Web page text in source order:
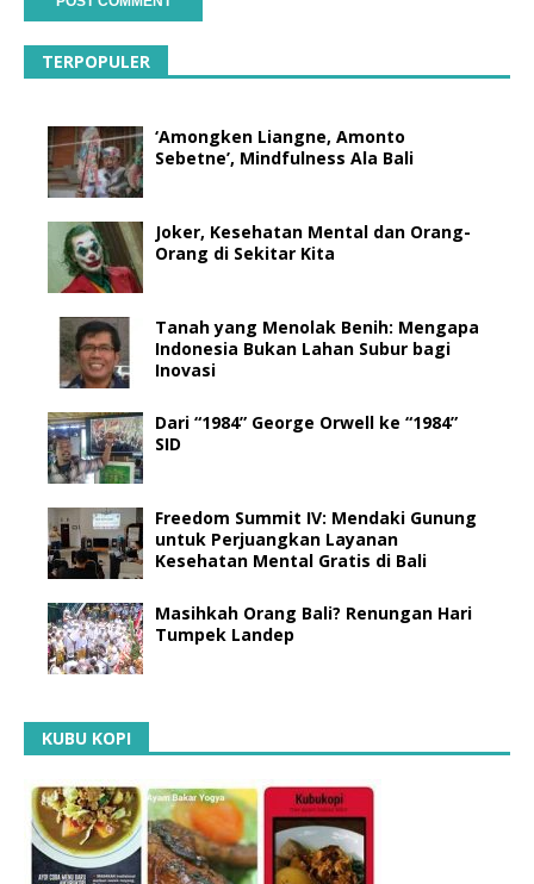
TERPOPULER
‘Amongken Liangne, Amonto
Sebetne’, Mindfulness Ala Bali
Joker, Kesehatan Mental dan Orang-
Orang di Sekitar Kita
Tanah yang Menolak Benih: Mengapa
Indonesia Bukan Lahan Subur bagi
Inovasi
Dari “1984” George Orwell ke “1984”
SID
Freedom Summit IV: Mendaki Gunung
untuk Perjuangkan Layanan
Kesehatan Mental Gratis di Bali
Masihkah Orang Bali? Renungan Hari
Tumpek Landep
KUBU KOPI